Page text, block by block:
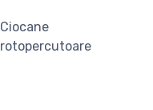
Ciocane
rotopercutoare